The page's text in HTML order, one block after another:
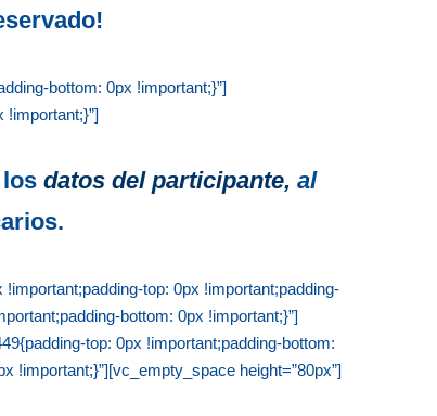
bottom: 0px !important;}”]
!important;}”]
datos del participante, al
top: 0px !important;padding-
bottom: 0px !important;}”]
top: 0px !important;padding-bottom:
!important;}”][vc_empty_space height=”80px”]